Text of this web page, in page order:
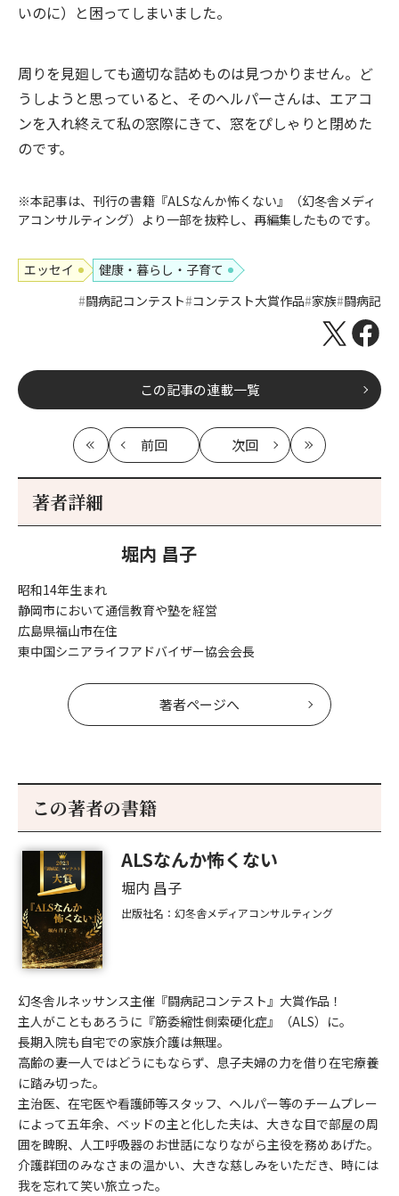
いのに）と困ってしまいました。
周りを見廻しても適切な詰めものは見つかりません。ど
うしようと思っていると、そのヘルパーさんは、エアコ
ンを入れ終えて私の窓際にきて、窓をぴしゃりと閉めた
のです。
※本記事は、刊行の書籍『ALSなんか怖くない』（幻冬舎メディ
アコンサルティング）より一部を抜粋し、再編集したものです。
エッセイ
健康・暮らし・子育て
闘病記コンテスト コンテスト大賞作品 家族 闘病記
この記事の連載一覧
最
初
前回
記
次回
記
最
新
著者詳細
堀内 昌子
昭和14年生まれ
静岡市において通信教育や塾を経営
広島県福山市在住
東中国シニアライフアドバイザー協会会長
著者ページへ
この著者の書籍
ALSなんか怖くない
堀内 昌子
出版社名：幻冬舎メディアコンサルティング
幻冬舎ルネッサンス主催『闘病記コンテスト』大賞作品！
主人がこともあろうに『筋委縮性側索硬化症』（ALS）に。
長期入院も自宅での家族介護は無理。
高齢の妻一人ではどうにもならず、息子夫婦の力を借り在宅療養
に踏み切った。
主治医、在宅医や看護師等スタッフ、ヘルパー等のチームプレー
によって五年余、ベッドの主と化した夫は、大きな目で部屋の周
囲を睥睨、人工呼吸器のお世話になりながら主役を務めあげた。
介護群団のみなさまの温かい、大きな慈しみをいただき、時には
我を忘れて笑い旅立った。